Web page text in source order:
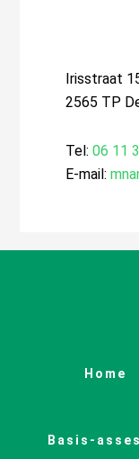
Irisstraat
2565 TP
Tel:06 11
E-mail:
Home
Basis-